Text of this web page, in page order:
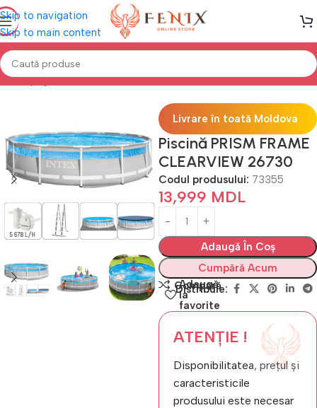
Skip to navigation
Skip to main content
Prima pagină PISCINE Piscine cu cadru
Livrare în toată Moldova
Piscină PRISM FRAME
CLEARVIEW 26730
Codul produsului: 73355
13,999 MDL
Adaugă În Coș
Cumpără Acum
Compară
Adaugă
la
favorite
Distribuie:
ATENȚIE !
Disponibilitatea, prețul și
caracteristicile
produsului este necesar